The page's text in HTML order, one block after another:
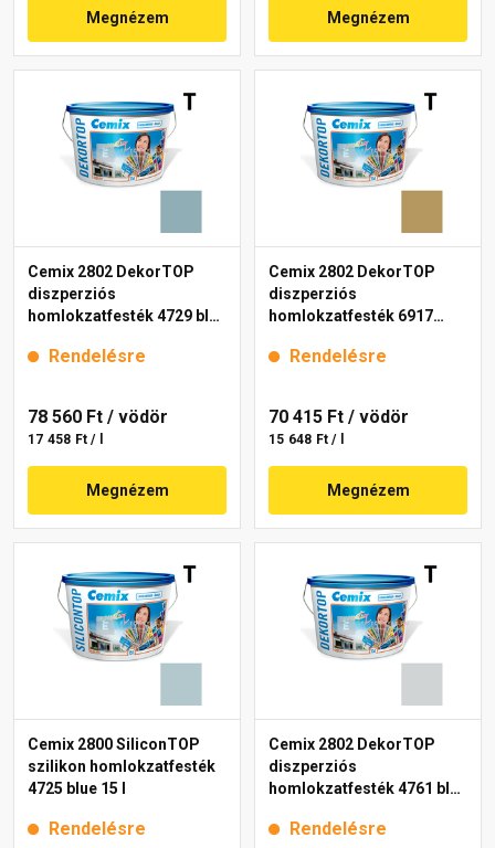
Megnézem Megnézem
Cemix 2802 DekorTOP
diszperziós
homlokzatfesték 4729 blue
Rendelésre
78 560 Ft / vödör
17 458 Ft / l
Megnézem
Cemix 2802 DekorTOP
diszperziós
homlokzatfesték 6917
Rendelésre
70 415 Ft / vödör
15 648 Ft / l
Megnézem
Cemix 2800 SiliconTOP
szilikon homlokzatfesték
4725 blue 15 l
Rendelésre
Cemix 2802 DekorTOP
diszperziós
homlokzatfesték 4761 blue
Rendelésre